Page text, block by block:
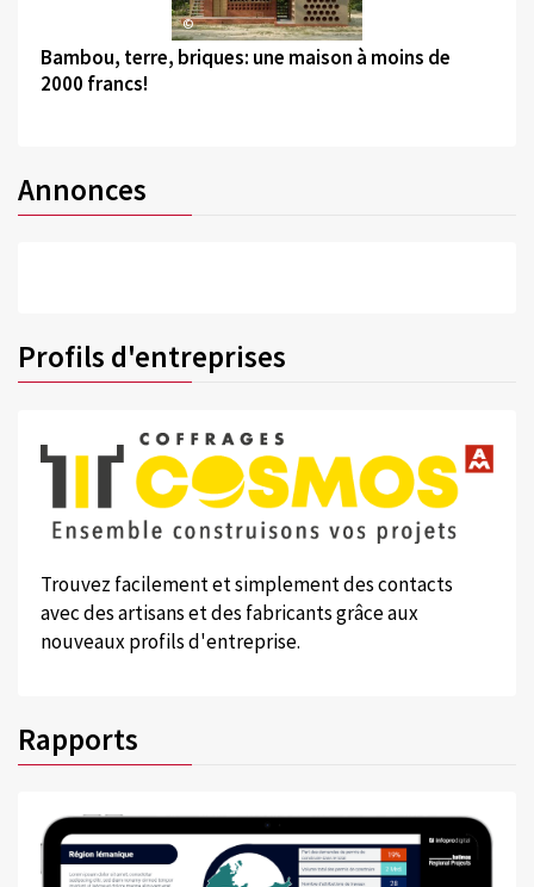
©
Bambou, terre, briques: une maison à moins de
2000 francs!
Annonces
Profils d'entreprises
Trouvez facilement et simplement des contacts
avec des artisans et des fabricants grâce aux
nouveaux profils d'entreprise.
Rapports